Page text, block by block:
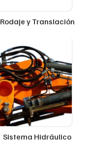
Rodaje y Translación
Sistema Hidráulico